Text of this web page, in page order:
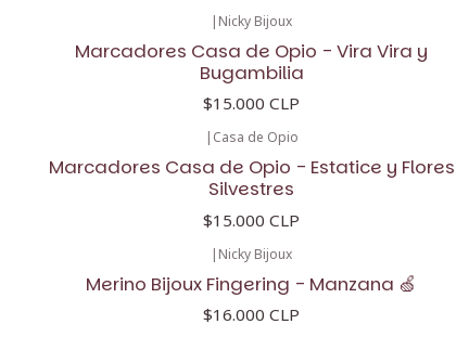
| Nicky Bijoux
Marcadores Casa de Opio - Vira Vira y
Bugambilia
$15.000 CLP
| Casa de Opio
Marcadores Casa de Opio - Estatice y Flores
Silvestres
$15.000 CLP
| Nicky Bijoux
Merino Bijoux Fingering - Manzana 🍏
$16.000 CLP